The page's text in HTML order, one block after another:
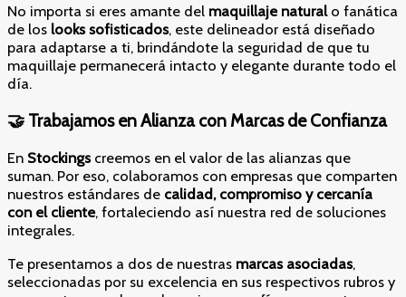
No importa si eres amante del maquillaje naturalo fanática
de los looks sofisticados, este delineador está diseñado
para adaptarse a ti, brindándote la seguridad de que tu
maquillaje permanecerá intacto y elegante durante todo el
día.
🤝 Trabajamos en Alianza con Marcas de Confianza
En Stockingscreemos en el valor de las alianzas que
suman. Por eso, colaboramos con empresas que comparten
nuestros estándares de calidad, compromiso y cercanía
con el cliente, fortaleciendo así nuestra red de soluciones
integrales.
Te presentamos a dos de nuestras marcas asociadas,
seleccionadas por su excelencia en sus respectivos rubros y